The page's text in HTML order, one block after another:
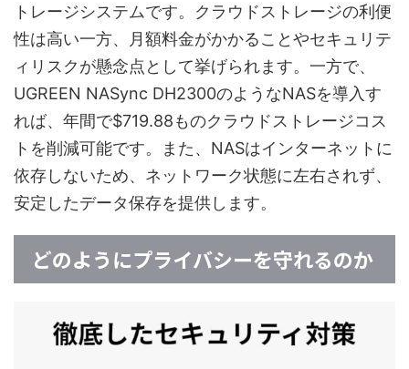
トレージシステムです。クラウドストレージの利便
性は高い一方、月額料金がかかることやセキュリテ
ィリスクが懸念点として挙げられます。一方で、
UGREEN NASync DH2300のようなNASを導入す
れば、年間で$719.88ものクラウドストレージコス
トを削減可能です。また、NASはインターネットに
依存しないため、ネットワーク状態に左右されず、
安定したデータ保存を提供します。
どのようにプライバシーを守れるのか